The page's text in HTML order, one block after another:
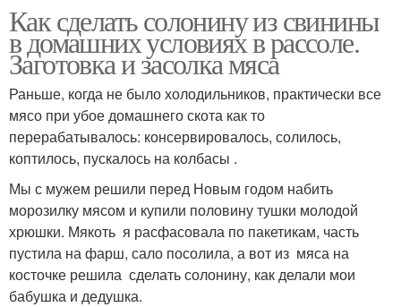
Как сделать солонину из свинины
в домашних условиях в рассоле.
Заготовка и засолка мяса
Раньше, когда не было холодильников, практически все
мясо при убое домашнего скота как то
перерабатывалось: консервировалось, солилось,
коптилось, пускалось на колбасы .
Мы с мужем решили перед Новым годом набить
морозилку мясом и купили половину тушки молодой
хрюшки. Мякоть я расфасовала по пакетикам, часть
пустила на фарш, сало посолила, а вот из мяса на
косточке решила сделать солонину, как делали мои
бабушка и дедушка.